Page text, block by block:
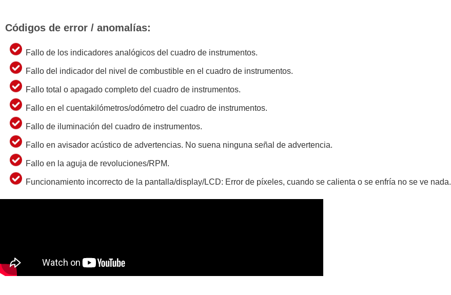
Códigos de error / anomalías:
Fallo de los indicadores analógicos del cuadro de instrumentos.
Fallo del indicador del nivel de combustible en el cuadro de instrumentos.
Fallo total o apagado completo del cuadro de instrumentos.
Fallo en el cuentakilómetros/odómetro del cuadro de instrumentos.
Fallo de iluminación del cuadro de instrumentos.
Fallo en avisador acústico de advertencias. No suena ninguna señal de advertencia.
Fallo en la aguja de revoluciones/RPM.
Funcionamiento incorrecto de la pantalla/display/LCD: Error de píxeles, cuando se calienta o se enfría no se ve nada.